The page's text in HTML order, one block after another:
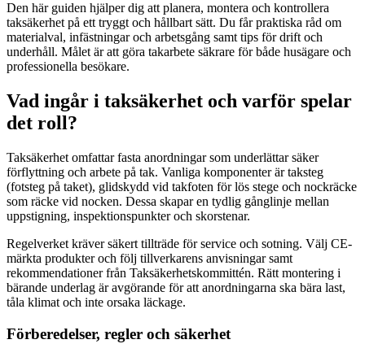
Den här guiden hjälper dig att planera, montera och kontrollera
taksäkerhet på ett tryggt och hållbart sätt. Du får praktiska råd om
materialval, infästningar och arbetsgång samt tips för drift och
underhåll. Målet är att göra takarbete säkrare för både husägare och
professionella besökare.
Vad ingår i taksäkerhet och varför spelar
det roll?
Taksäkerhet omfattar fasta anordningar som underlättar säker
förflyttning och arbete på tak. Vanliga komponenter är taksteg
(fotsteg på taket), glidskydd vid takfoten för lös stege och nockräcke
som räcke vid nocken. Dessa skapar en tydlig gånglinje mellan
uppstigning, inspektionspunkter och skorstenar.
Regelverket kräver säkert tillträde för service och sotning. Välj CE-
märkta produkter och följ tillverkarens anvisningar samt
rekommendationer från Taksäkerhetskommittén. Rätt montering i
bärande underlag är avgörande för att anordningarna ska bära last,
tåla klimat och inte orsaka läckage.
Förberedelser, regler och säkerhet